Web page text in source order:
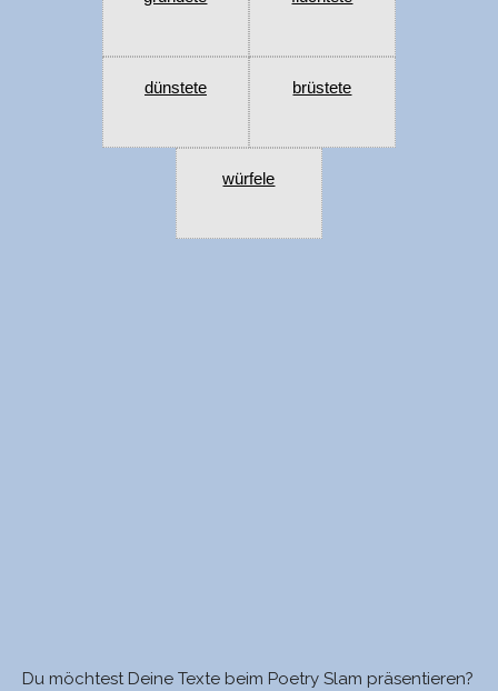
dünstete brüstete
würfele
Du möchtest Deine Texte beim Poetry Slam präsentieren?